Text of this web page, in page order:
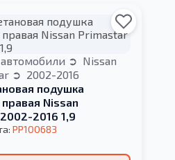
Nissan
2002-2016
подушка
правая Nissan
2016 1,9
PP100683